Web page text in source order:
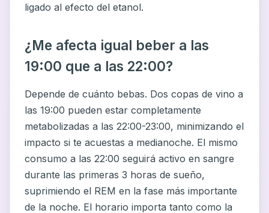
ligado al efecto del etanol.
¿Me afecta igual beber a las
19:00 que a las 22:00?
Depende de cuánto bebas. Dos copas de vino a
las 19:00 pueden estar completamente
metabolizadas a las 22:00-23:00, minimizando el
impacto si te acuestas a medianoche. El mismo
consumo a las 22:00 seguirá activo en sangre
durante las primeras 3 horas de sueño,
suprimiendo el REM en la fase más importante
de la noche. El horario importa tanto como la